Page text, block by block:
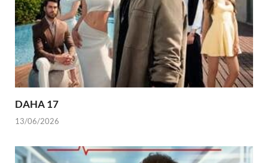
DAHA 17
13/06/2026